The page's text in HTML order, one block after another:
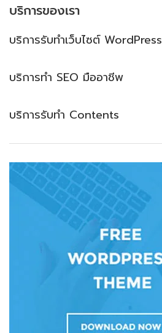
บริการของเรา
บริการรับทำเว็บไซต์ WordPress
บริการทำ SEO มืออาชีพ
บริการรับทำ Contents